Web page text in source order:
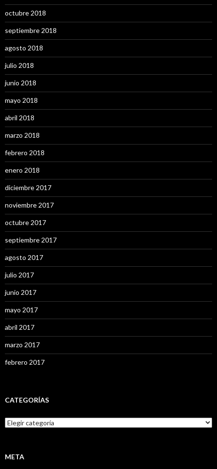
octubre 2018
septiembre 2018
agosto 2018
julio 2018
junio 2018
mayo 2018
abril 2018
marzo 2018
febrero 2018
enero 2018
diciembre 2017
noviembre 2017
octubre 2017
septiembre 2017
agosto 2017
julio 2017
junio 2017
mayo 2017
abril 2017
marzo 2017
febrero 2017
CATEGORÍAS
C
a
g
META